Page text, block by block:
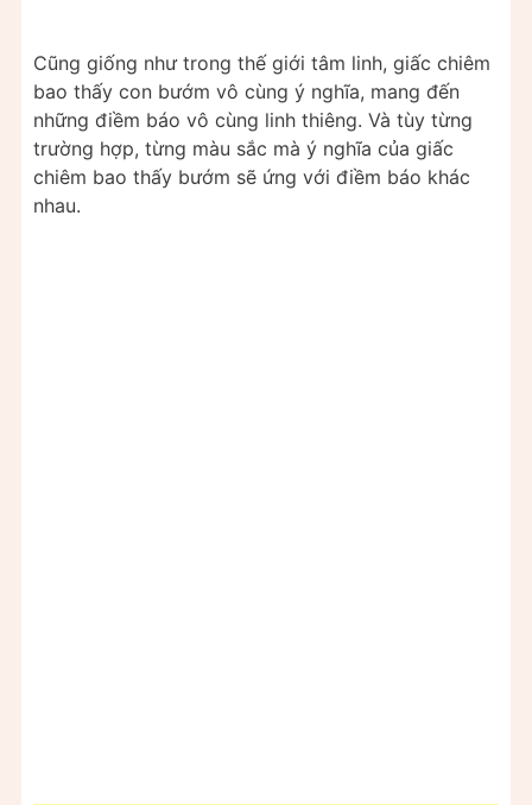
Cũng giống như trong thế giới tâm linh, giấc chiêm
bao thấy con bướm vô cùng ý nghĩa, mang đến
những điềm báo vô cùng linh thiêng. Và tùy từng
trường hợp, từng màu sắc mà ý nghĩa của giấc
chiêm bao thấy bướm sẽ ứng với điềm báo khác
nhau.